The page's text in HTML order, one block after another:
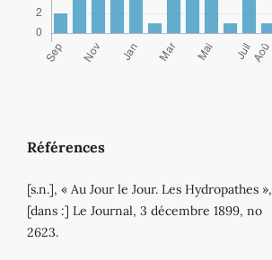
Références
[s.n.], « Au Jour le Jour. Les Hydropathes »,
[dans :] Le Journal, 3 décembre 1899, no
2623.